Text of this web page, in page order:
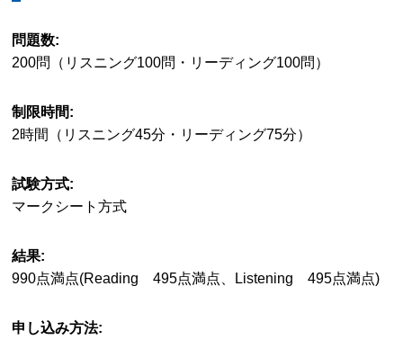
問題数:
200問（リスニング100問・リーディング100問）
制限時間:
2時間（リスニング45分・リーディング75分）
試験方式:
マークシート方式
結果:
990点満点(Reading 495点満点、Listening 495点満点)
申し込み方法: